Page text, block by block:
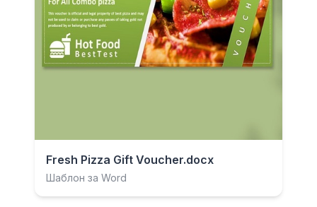
Fresh Pizza Gift Voucher.docx
Шаблон за Word